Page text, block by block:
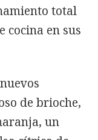
total
cocina en sus
de brioche,
un